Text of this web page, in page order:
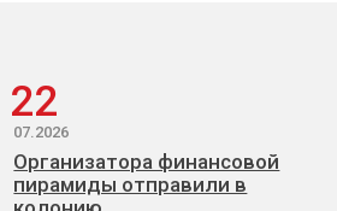
22
07.2026
Организатора финансовой
пирамиды отправили в